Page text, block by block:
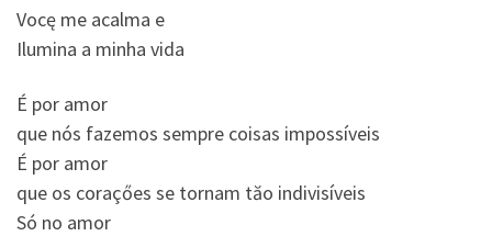
Vocę me acalma e
Ilumina a minha vida
É por amor
que nós fazemos sempre coisas impossíveis
É por amor
que os coraçőes se tornam tăo indivisíveis
Só no amor